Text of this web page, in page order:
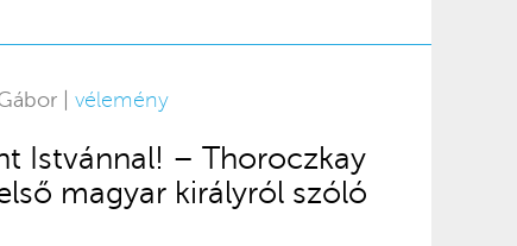
| vélemény
Istvánnal! – Thoroczkay
magyar királyról szóló